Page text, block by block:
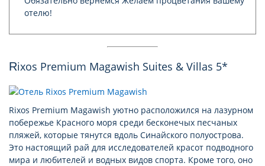
отелю!
Rixos Premium Magawish Suites & Villas 5*
Rixos Premium Magawish уютно расположился на лазурном
побережье Красного моря среди бесконечых песчаных
пляжей, которые тянутся вдоль Синайского полуострова.
Это настоящий рай для исследователей красот подводного
мира и любителей и водных видов спорта. Кроме того, оно